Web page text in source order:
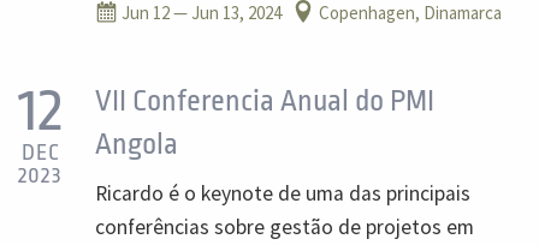
Jun 12— Jun 13, 2024 Copenhagen, Dinamarca
12
DEC
2023
VII Conferencia Anual do PMI
Angola
Ricardo é o keynote de uma das principais
conferências sobre gestão de projetos em